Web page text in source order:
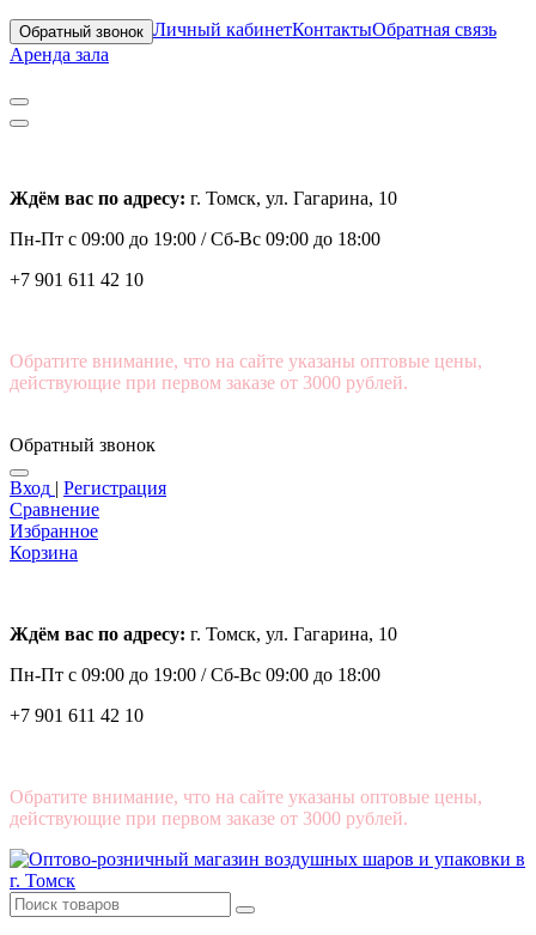
Обратный звонок Личный кабинетКонтактыОбратная связь
Аренда зала
Ждём вас по адресу: г. Томск, ул. Гагарина, 10
Пн-Пт с 09:00 до 19:00 /Сб-Вс 09:00 до 18:00
+7 901 611 42 10
Обратите внимание, что на сайте указаны оптовые цены,
действующие при первом заказе от 3000 рублей.
Обратный звонок
Вход | Регистрация
Сравнение
Избранное
Корзина
Ждём вас по адресу: г. Томск, ул. Гагарина, 10
Пн-Пт с 09:00 до 19:00 /Сб-Вс 09:00 до 18:00
+7 901 611 42 10
Обратите внимание, что на сайте указаны оптовые цены,
действующие при первом заказе от 3000 рублей.